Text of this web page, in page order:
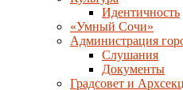
Идентичность
«Умный Сочи»
Администрация
Слушания
Документы
Градсовет и